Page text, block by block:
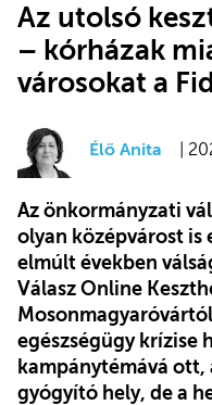
Az utolsó
– kórházak
városokat a
Élő Anita |
Az önkormányzati
olyan középvárost is
elmúlt években
Válasz Online
egészségügy krízise
kampánytémává ott,
gyógyító hely, de a